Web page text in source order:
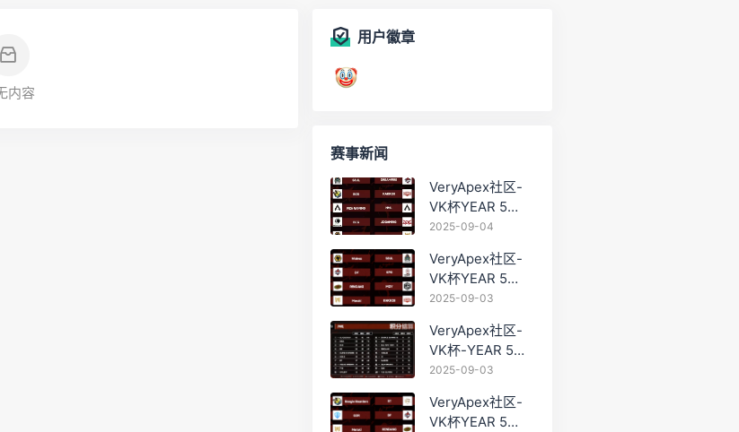
内容
用户徽章
赛事新闻
VeryApex社区-
VK杯YEAR 5
PRO训练赛
2025-09-04
VeryApex社区-
VK杯YEAR 5
PRO训练赛
2025-09-03
VeryApex社区-
VK杯-YEAR 5
PRO训练赛
名积分：
2025-09-03
VeryApex社区-
VK杯YEAR 5